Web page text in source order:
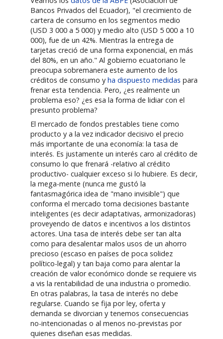
Bancos Privados del Ecuador), "el crecimiento de
cartera de consumo en los segmentos medio
(USD 3 000 a 5 000) y medio alto (USD 5 000 a 10
000), fue de un 42%. Mientras la entrega de
tarjetas creció de una forma exponencial, en más
del 80%, en un año." Al gobierno ecuatoriano le
preocupa sobremanera este aumento de los
créditos de consumo yha dispuesto medidas para
frenar esta tendencia. Pero, ¿es realmente un
problema eso? ¿es esa la forma de lidiar con el
presunto problema?
El mercado de fondos prestables tiene como
producto y a la vez indicador decisivo el precio
más importante de una economía: la tasa de
interés. Es justamente un interés caro al crédito de
consumo lo que frenará -relativo al crédito
productivo- cualquier exceso si lo hubiere. Es decir,
la mega-mente (nunca me gustó la
fantasmagórica idea de "mano invisible") que
conforma el mercado toma decisiones bastante
inteligentes (es decir adaptativas, armonizadoras)
proveyendo de datos e incentivos a los distintos
actores. Una tasa de interés debe ser tan alta
como para desalentar malos usos de un ahorro
precioso (escaso en países de poca solidez
político-legal) y tan baja como para alentar la
creación de valor económico donde se requiere vis
a vis la rentabilidad de una industria o promedio.
En otras palabras, la tasa de interés no debe
regularse. Cuando se fija por ley, oferta y
demanda se divorcian y tenemos consecuencias
no-intencionadas o al menos no-previstas por
quienes diseñan esas medidas.